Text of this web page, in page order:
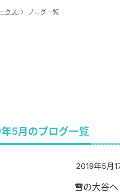
クス ブログ一覧
5月のブログ一覧
2019年5月
雪の大谷へ